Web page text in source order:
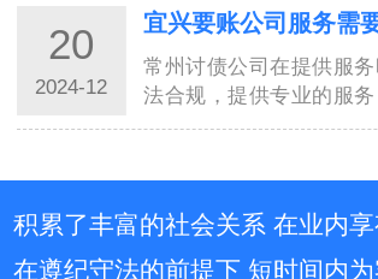
报道、客户案例和经验分
只有综合考虑，才能做
望本文…
20
2024-12
常州讨债公司在提供服
法合规，提供专业的服务
经营，才能真正赢得客
的任务。尤其是在常州
账公司…
积累了丰富的社会关系 在业内
在遵纪守法的前提下 短时间内